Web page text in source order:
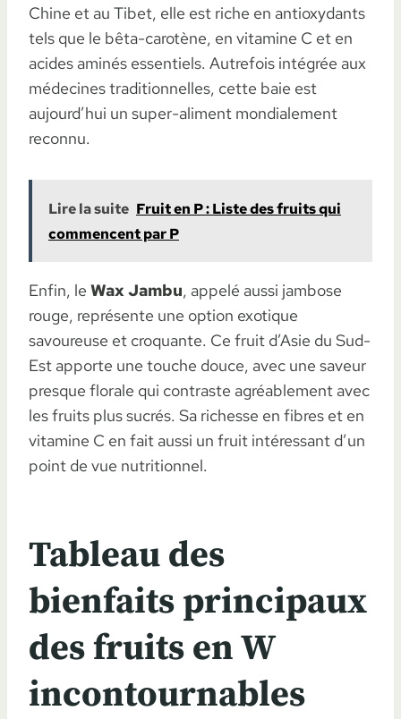
Chine et au Tibet, elle est riche en antioxydants
tels que le bêta-carotène, en vitamine C et en
acides aminés essentiels. Autrefois intégrée aux
médecines traditionnelles, cette baie est
aujourd’hui un super-aliment mondialement
reconnu.
Lire la suite Fruit en P : Liste des fruits qui
commencent par P
Enfin, le Wax Jambu, appelé aussi jambose
rouge, représente une option exotique
savoureuse et croquante. Ce fruit d’Asie du Sud-
Est apporte une touche douce, avec une saveur
presque florale qui contraste agréablement avec
les fruits plus sucrés. Sa richesse en fibres et en
vitamine C en fait aussi un fruit intéressant d’un
point de vue nutritionnel.
Tableau des
bienfaits principaux
des fruits en W
incontournables